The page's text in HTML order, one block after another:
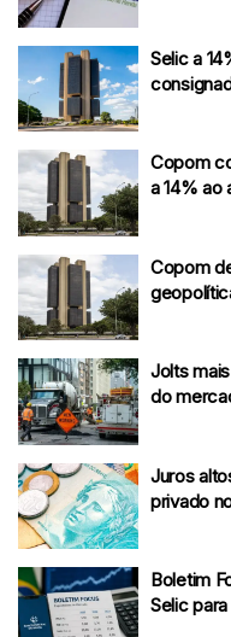
Selic a
Copom
a 14% ao
Copom
Jolts
do
Juros
privado
Boletim
Selic